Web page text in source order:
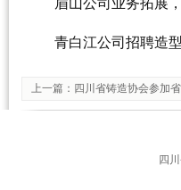
眉山公司业务拓展
青白江公司招聘造
上一篇： 四川省铸造协会参加
四